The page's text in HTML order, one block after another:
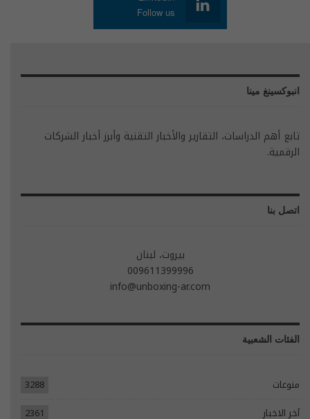
Follow us
انبوكسينغ مينا
تابع أهم الدراسات، التقارير والأخبار التقنية وأبرز أخبار الشركات
الرقمية.
اتصل بنا
بيروت، لبنان
009611399996
info@unboxing-ar.com
الفئات الشعبية
منوعات
3288
آخر الاخبار
2361